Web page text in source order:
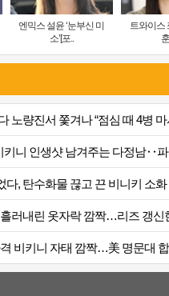
엔믹스 설윤 ‘눈부신 미
소’[포..
트와이스
노량진서 쫓겨나 “점심 때 4병 마
키니 인생샷 남겨주는 다정남‥
, 탄수화물 끊고 끈 비니키 소화
러내린 옷자락 깜짝…리즈 갱신
비키니 자태 깜짝…美 명문대